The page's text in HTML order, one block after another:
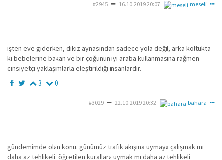
#2945 16.10.2019 20:07 meseli
işten eve giderken, dikiz aynasından sadece yola değil, arka koltukta
ki bebelerine bakan ve bir çoğunun iyi araba kullanmasına rağmen
cinsiyetçi yaklaşımlarla eleştirildiği insanlardır.
3 0
#3029 22.10.2019 20:32 bahara
gündemimde olan konu. günümüz trafik akışına uymaya çalışmak mı
daha az tehlikeli, öğretilen kurallara uymak mı daha az tehlikeli